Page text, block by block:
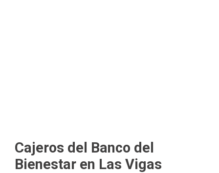
Cajeros del Banco del
Bienestar en Las Vigas